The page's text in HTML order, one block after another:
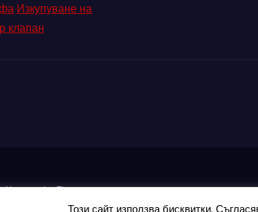
Изкупуване на
клапан
Newses byThemeansar.
Този сайт използва бисквитки.